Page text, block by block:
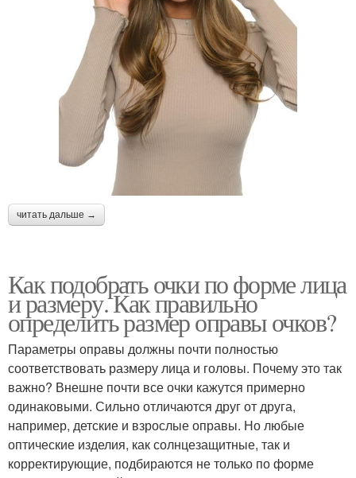
читать дальше →
Как подобрать очки по форме лица
и размеру. Как правильно
определить размер оправы очков?
Параметры оправы должны почти полностью
соответствовать размеру лица и головы. Почему это так
важно? Внешне почти все очки кажутся примерно
одинаковыми. Сильно отличаются друг от друга,
например, детские и взрослые оправы. Но любые
оптические изделия, как солнцезащитные, так и
корректирующие, подбираются не только по форме